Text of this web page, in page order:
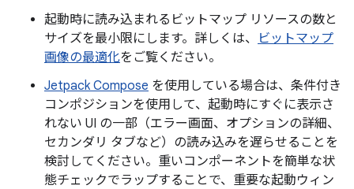
起動時に読み込まれるビットマップ リソースの数と
サイズを最小限にします。詳しくは、
ビットマップ
画像の最適化をご覧ください。
Jetpack Compose を使用している場合は、条件付き
コンポジションを使用して、起動時にすぐに表示さ
れない UI の一部（エラー画面、オプションの詳細、
セカンダリ タブなど）の読み込みを遅らせることを
検討してください。重いコンポーネントを簡単な状
態チェックでラップすることで、重要な起動ウィン